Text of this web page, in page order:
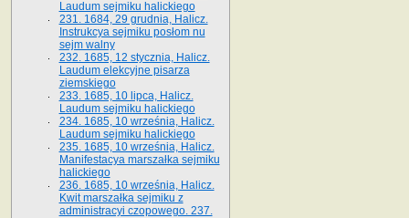
Laudum sejmiku halickiego
231. 1684, 29 grudnia, Halicz.
Instrukcya sejmiku posłom nu
sejm walny
232. 1685, 12 stycznia, Halicz.
Laudum elekcyjne pisarza
ziemskiego
233. 1685, 10 lipca, Halicz.
Laudum sejmiku halickiego
234. 1685, 10 września, Halicz.
Laudum sejmiku halickiego
235. 1685, 10 września, Halicz.
Manifestacya marszałka sejmiku
halickiego
236. 1685, 10 września, Halicz.
Kwit marszałka sejmiku z
administracyi czopowego. 237.